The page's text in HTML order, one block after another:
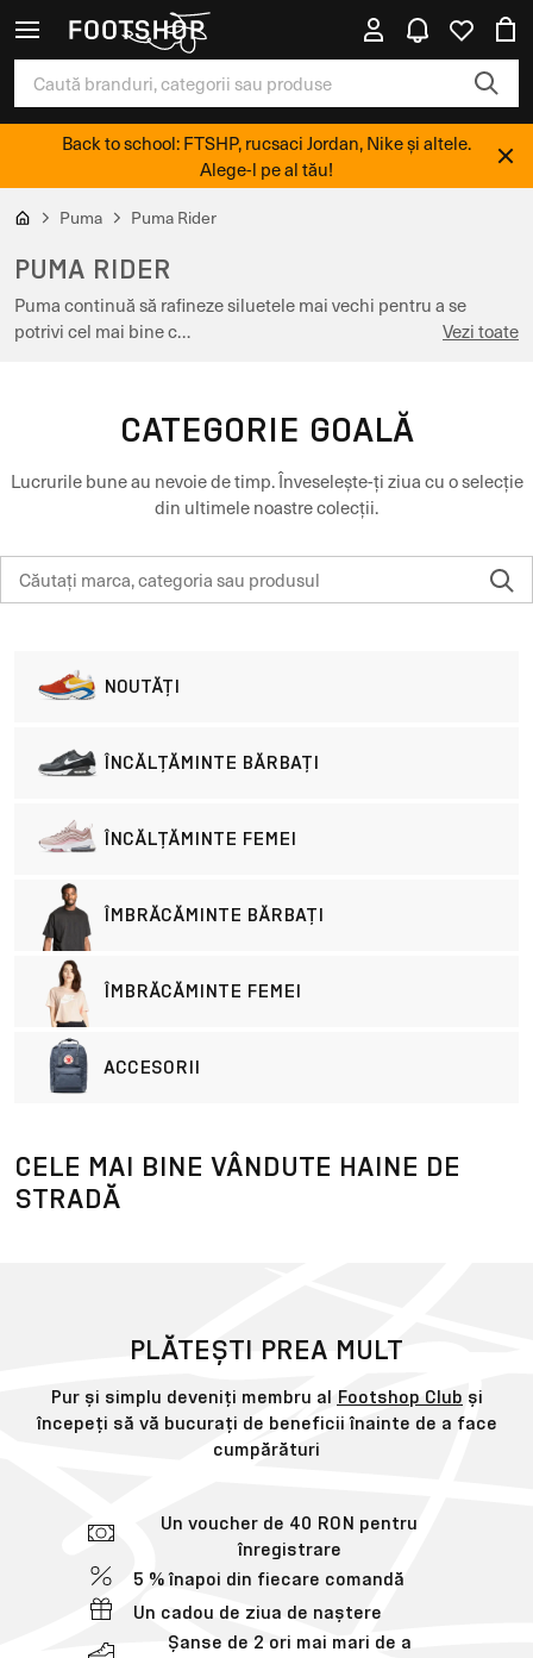
Back to school: FTSHP, rucsaci Jordan, Nike și altele.
Alege-l pe al tău!
Puma Puma Rider
PUMA RIDER
Puma continuă să rafineze siluetele mai vechi pentru a se
potrivi cel mai bine c…
Vezi toate
CATEGORIE GOALĂ
Lucrurile bune au nevoie de timp. Înveselește-ți ziua cu o selecție
din ultimele noastre colecții.
NOUTĂȚI
ÎNCĂLȚĂMINTE BĂRBAȚI
ÎNCĂLȚĂMINTE FEMEI
ÎMBRĂCĂMINTE BĂRBAȚI
ÎMBRĂCĂMINTE FEMEI
ACCESORII
CELE MAI BINE VÂNDUTE HAINE DE
STRADĂ
PLĂTEȘTI PREA MULT
Pur și simplu deveniți membru al Footshop Club și
începeți să vă bucurați de beneficii înainte de a face
cumpărături
Un voucher de 40 RON pentru
înregistrare
5 % înapoi din fiecare comandă
Un cadou de ziua de naștere
Șanse de 2 ori mai mari de a